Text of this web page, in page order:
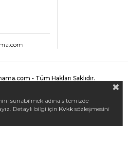
- Tüm Hakları Saklıdır.
sunabilmek adına sitemizde
Detaylı bilgi için Kvkk sözleşmesini